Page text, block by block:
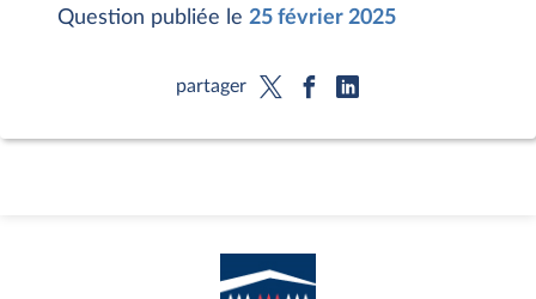
Question publiée le 25 février 2025
partager